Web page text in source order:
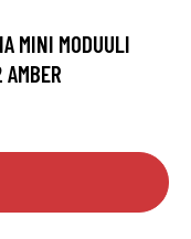
MINI MODUULI